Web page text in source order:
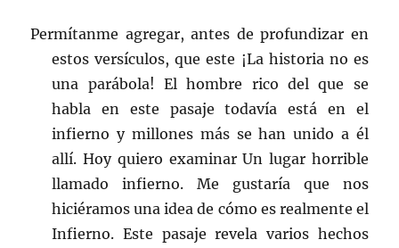
Permítanme agregar, antes de profundizar en
estos versículos, que este ¡La historia no es
una parábola! El hombre rico del que se
habla en este pasaje todavía está en el
infierno y millones más se han unido a él
allí. Hoy quiero examinar Un lugar horrible
llamado infierno. Me gustaría que nos
hiciéramos una idea de cómo es realmente el
Infierno. Este pasaje revela varios hechos